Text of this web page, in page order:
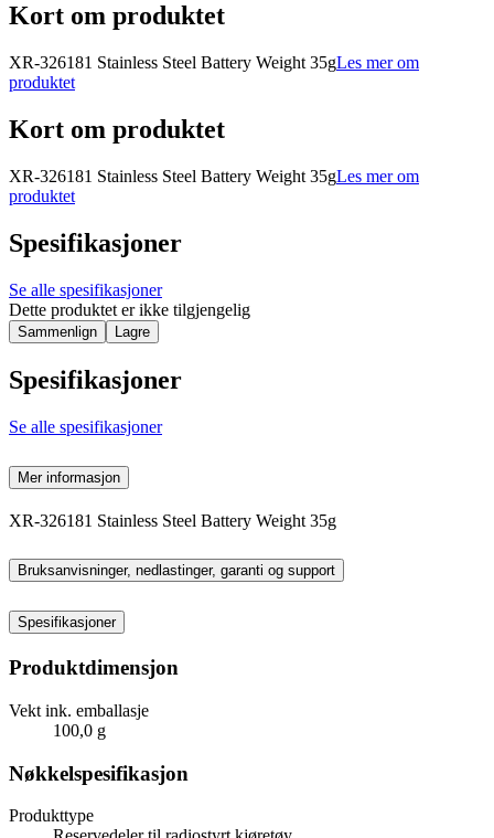
Kort om produktet
XR-326181 Stainless Steel Battery Weight 35gLes mer om
produktet
Kort om produktet
XR-326181 Stainless Steel Battery Weight 35gLes mer om
produktet
Spesifikasjoner
Se alle spesifikasjoner
Dette produktet er ikke tilgjengelig
Sammenlign Lagre
Spesifikasjoner
Se alle spesifikasjoner
Mer informasjon
XR-326181 Stainless Steel Battery Weight 35g
Bruksanvisninger, nedlastinger, garanti og support
Spesifikasjoner
Produktdimensjon
Vekt ink. emballasje
100,0 g
Nøkkelspesifikasjon
Produkttype